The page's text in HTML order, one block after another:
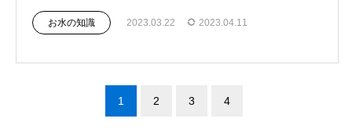
お水の知識 2023.03.22 2023.04.11
1 2 3 4